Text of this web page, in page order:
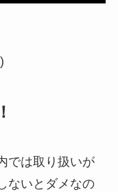
)
では取り扱いが
ないとダメなの